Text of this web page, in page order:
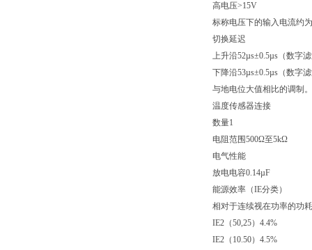
高电压>15V
标称电压下的输入电流约
切换延迟
上升沿52µs±0.5µs（数字
下降沿53µs±0.5µs（数字
与地电位大值相比的调制
温度传感器连接
数量1
电阻范围500Ω至5kΩ
电气性能
放电电容0.14µF
能源效率（IE分类）
相对于连续视在功率的功
IE2（50,25）4.4%
IE2（10.50）4.5%